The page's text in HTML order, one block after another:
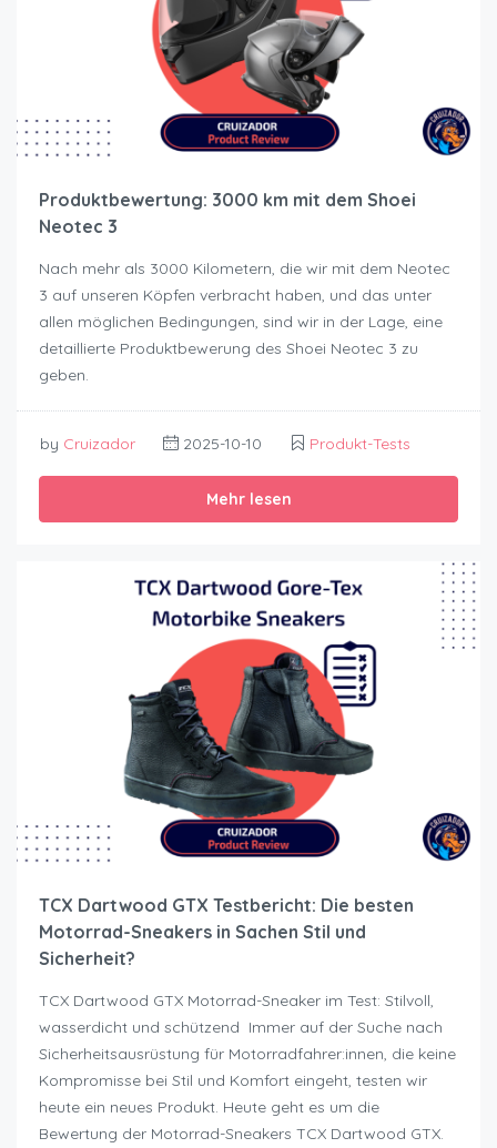
Produktbewertung: 3000 km mit dem Shoei
Neotec 3
Nach mehr als 3000 Kilometern, die wir mit dem Neotec
3 auf unseren Köpfen verbracht haben, und das unter
allen möglichen Bedingungen, sind wir in der Lage, eine
detaillierte Produktbewerung des Shoei Neotec 3 zu
geben.
by Cruizador 2025-10-10 Produkt-Tests
Mehr lesen
TCX Dartwood GTX Testbericht: Die besten
Motorrad-Sneakers in Sachen Stil und
Sicherheit?
TCX Dartwood GTX Motorrad-Sneaker im Test: Stilvoll,
wasserdicht und schützend Immer auf der Suche nach
Sicherheitsausrüstung für Motorradfahrer:innen, die keine
Kompromisse bei Stil und Komfort eingeht, testen wir
heute ein neues Produkt. Heute geht es um die
Bewertung der Motorrad-Sneakers TCX Dartwood GTX.